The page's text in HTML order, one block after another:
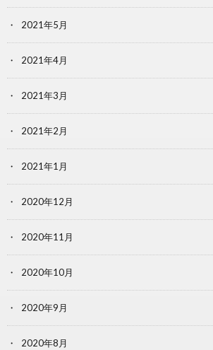
2021年5月
2021年4月
2021年3月
2021年2月
2021年1月
2020年12月
2020年11月
2020年10月
2020年9月
2020年8月